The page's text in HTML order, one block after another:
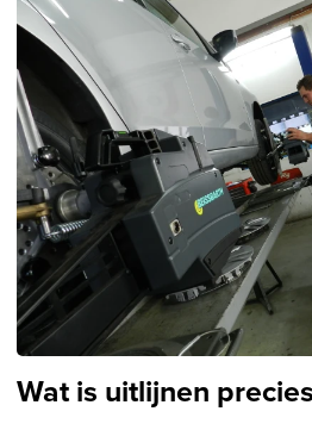
Wat is uitlijnen